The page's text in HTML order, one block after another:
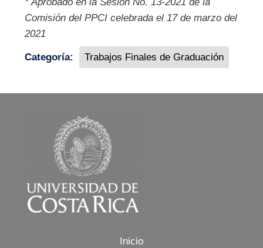
Comisión del PPCI celebrada el 17 de marzo del
2021
Categoría: Trabajos Finales de Graduación
Inicio